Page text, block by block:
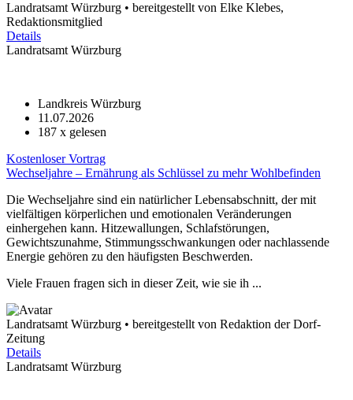
Landratsamt Würzburg • bereitgestellt von Elke Klebes,
Redaktionsmitglied
Details
Landratsamt Würzburg
Landkreis Würzburg
11.07.2026
187 x gelesen
Kostenloser Vortrag
Wechseljahre – Ernährung als Schlüssel zu mehr Wohlbefinden
Die Wechseljahre sind ein natürlicher Lebensabschnitt, der mit
vielfältigen körperlichen und emotionalen Veränderungen
einhergehen kann. Hitzewallungen, Schlafstörungen,
Gewichtszunahme, Stimmungsschwankungen oder nachlassende
Energie gehören zu den häufigsten Beschwerden.
Viele Frauen fragen sich in dieser Zeit, wie sie ih ...
Landratsamt Würzburg • bereitgestellt von Redaktion der Dorf-
Zeitung
Details
Landratsamt Würzburg